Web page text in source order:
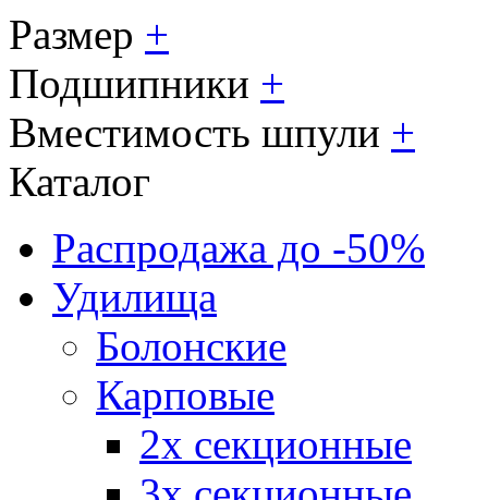
Размер +
Подшипники +
Вместимость шпули +
Каталог
Распродажа до -50%
Удилища
Болонские
Карповые
2х секционные